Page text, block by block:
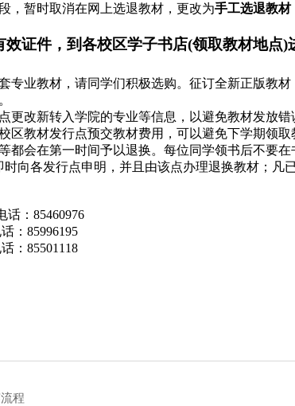
，暂时取消在网上选退教材，更改为手工选退教材
效证件，到各校区学子书店(领取教材地点)
专业教材，请同学们积极选购。征订全新正版教
更改新转入学院的专业等信息，以避免教材发放错
区教材发行点预交教材费用，可以避免下学期领取
都会在第一时间予以退换。每位同学领书后不要
向各发行点申明，并且由该点办理退换教材；凡
话： 85460976
： 85996195
： 85501118
程